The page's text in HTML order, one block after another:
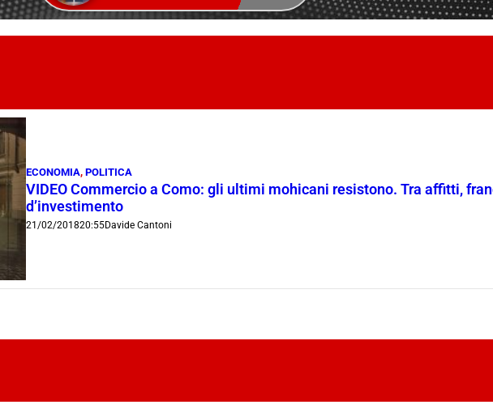
ECONOMIA,POLITICA
VIDEO Commercio a Como: gli ultimi mohicani resistono. Tra affitti,
d’investimento
21/02/201820:55Davide Cantoni